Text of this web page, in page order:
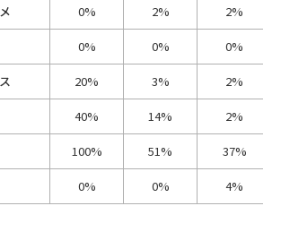
0% 2% 2%
0% 0% 0%
20% 3% 2%
40% 14% 2%
100% 51% 37%
0% 0% 4%